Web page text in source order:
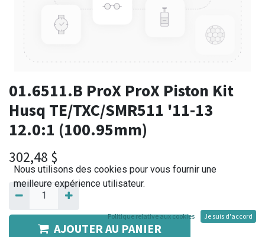
01.6511.B ProX ProX Piston Kit
Husq TE/TXC/SMR511 '11-13
12.0:1 (100.95mm)
302,48 $
AJOUTER AU PANIER
Nous utilisons des cookies pour vous fournir une
meilleure expérience utilisateur.
Politique relative aux cookies Je suis d'accord